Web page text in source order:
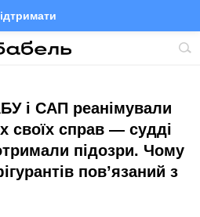
TelegramTwitter
і САП реанімували
своїх справ — судді
підозри. Чому
повʼязаний з